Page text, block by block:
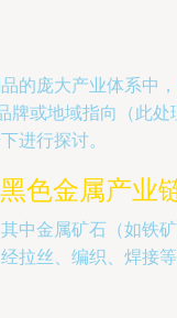
的庞大产业体系中
牌或地域指向（此
进行探讨。
色金属产业
中金属矿石（如铁
拉丝、编织、焊接